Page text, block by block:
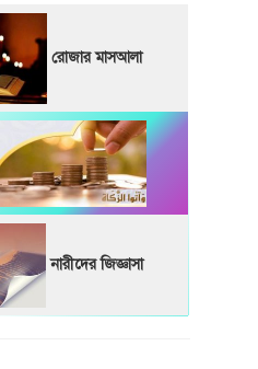
রোজার মাসআলা
নারীদের জিজ্ঞাসা